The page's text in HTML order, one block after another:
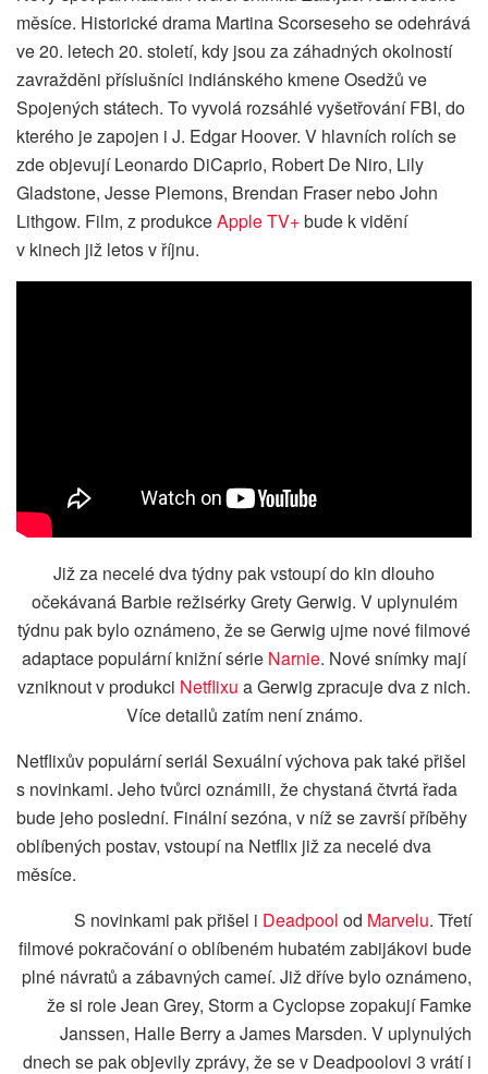
měsíce. Historické drama Martina Scorseseho se odehrává
ve 20. letech 20. století, kdy jsou za záhadných okolností
zavražděni příslušníci indiánského kmene Osedžů ve
Spojených státech. To vyvolá rozsáhlé vyšetřování FBI, do
kterého je zapojen i J. Edgar Hoover. V hlavních rolích se
zde objevují Leonardo DiCaprio, Robert De Niro, Lily
Gladstone, Jesse Plemons, Brendan Fraser nebo John
Lithgow. Film, z produkceApple TV+bude k vidění
v kinech již letos v říjnu.
Již za necelé dva týdny pak vstoupí do kin dlouho
očekávaná Barbie režisérky Grety Gerwig. V uplynulém
týdnu pak bylo oznámeno, že se Gerwig ujme nové filmové
adaptace populární knižní série Narnie. Nové snímky mají
vzniknout v produkci Netflixu a Gerwig zpracuje dva z nich.
Více detailů zatím není známo.
Netflixův populární seriál Sexuální výchova pak také přišel
s novinkami. Jeho tvůrci oznámili, že chystaná čtvrtá řada
bude jeho poslední. Finální sezóna, v níž se završí příběhy
oblíbených postav, vstoupí na Netflix již za necelé dva
měsíce.
S novinkami pak přišel i Deadpool od Marvelu. Třetí
filmové pokračování o oblíbeném hubatém zabijákovi bude
plné návratů a zábavných cameí. Již dříve bylo oznámeno,
že si role Jean Grey, Storm a Cyclopse zopakují Famke
Janssen, Halle Berry a James Marsden. V uplynulých
dnech se pak objevily zprávy, že se v Deadpoolovi 3 vrátí i